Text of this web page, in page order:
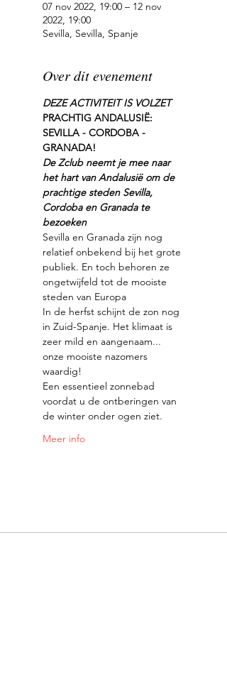
07 nov 2022, 19:00 – 12 nov
2022, 19:00
Sevilla, Sevilla, Spanje
Over dit evenement
DEZE ACTIVITEIT IS VOLZET
PRACHTIG ANDALUSIË:
SEVILLA - CORDOBA -
GRANADA!
De Zclub neemt je mee naar
het hart van Andalusië om de
prachtige steden Sevilla,
Cordoba en Granada te
bezoeken
Sevilla en Granada zijn nog
relatief onbekend bij het grote
publiek. En toch behoren ze
ongetwijfeld tot de mooiste
steden van Europa
In de herfst schijnt de zon nog
in Zuid-Spanje. Het klimaat is
zeer mild en aangenaam...
onze mooiste nazomers
waardig!
Een essentieel zonnebad
voordat u de ontberingen van
de winter onder ogen ziet.
Meer info